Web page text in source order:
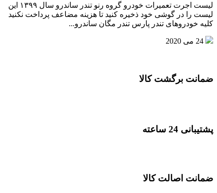
لیست اجرت تعمیرات خودرو گروه رنو تندر ساندرو سال ۱۳۹۹ این
لیست را در گوشی خود ذخیره کنید تا هزینه مضاعف پرداخت نکنید
کلیه خودروهای تندر پارس تندر مگان ساندرو...
24 می 2020
ضمانت برگشت کالا
پشتیبانی 24 ساعته
ضمانت اصالت کالا